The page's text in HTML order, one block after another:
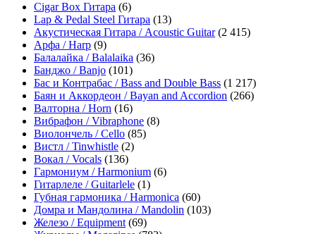
Cigar Box Гитара (6)
Lap & Pedal Steel Гитара (13)
Акустическая Гитара / Acoustic Guitar(2 415)
Арфа / Harp (9)
Балалайка / Balalaika (36)
Банджо / Banjo (101)
Бас и Контрабас / Bass and Double Bass (1 217)
Баян и Аккордеон / Bayan and Accordion (266)
Валторна / Horn (16)
Вибрафон / Vibraphone (8)
Виолончель / Cello (85)
Вистл / Tinwhistle (2)
Вокал / Vocals (136)
Гармониум / Harmonium (6)
Гитарлеле / Guitarlele (1)
Губная гармоника / Harmonica (60)
Домра и Мандолина / Mandolin (103)
Железо / Equipment (69)